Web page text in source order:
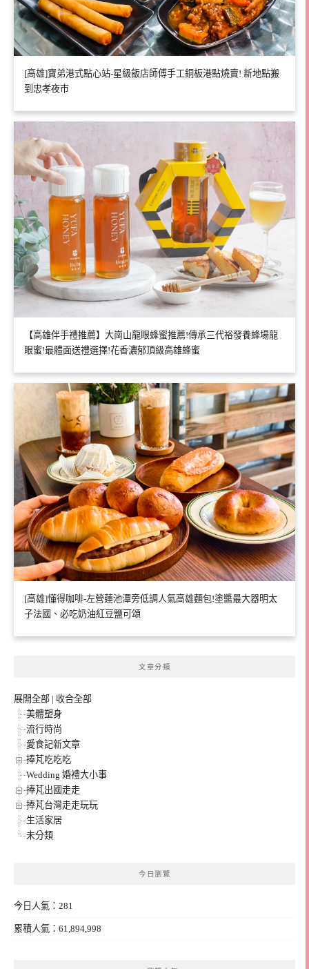
[高雄]寶弟港式點心站-星級飯店師傅手工銅板港點燒賣! 新地點搬
到忠孝夜市
【高雄伴手禮推薦】大崗山龍眼蜂蜜推薦!傳承三代裕發養蜂場龍
眼蜜!最體面送禮選擇!花香濃郁頂級高雄蜂蜜
[高雄]懂得咖啡-左營蓮池潭旁低調人氣高雄麵包!塗醬最大器明太
子法國、必吃奶油紅豆鹽可頌
文章分類
展開全部 | 收合全部
美體塑身
流行時尚
愛食記新文章
捧芃吃吃吃
Wedding 婚禮大小事
捧芃出國走走
捧芃台灣走走玩玩
生活家居
未分類
今日瀏覽
今日人氣：281
累積人氣：61,894,998